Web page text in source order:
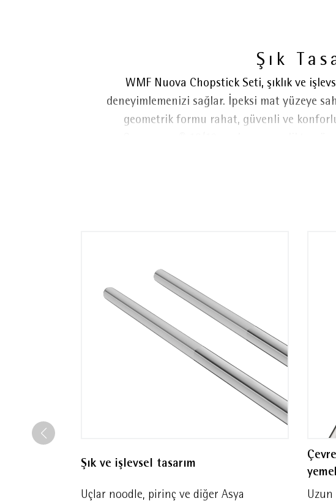
Şık
WMF Nuova Chopstick Seti, şıklık ve
deneyimlemenizi sağlar. İpeksi mat yüzeye
geometrik formu rahat, güvenli ve
Cromargan® 18/10 paslanmaz çelikten
kullanım sunarken, bulaşık makinesinde
Şık ve işlevsel tasarım
Uçlar noodle, pirinç ve diğer Asya